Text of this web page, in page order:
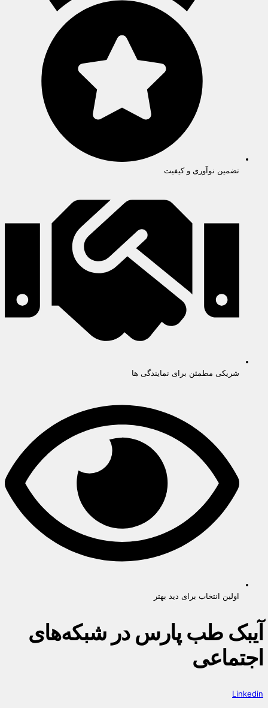
تضمین نوآوری و کیفیت
شریکی مطمئن برای نمایندگی ها
اولین انتخاب برای دید بهتر
آیبک طب پارس در شبکه‌های
اجتماعی
Linkedin